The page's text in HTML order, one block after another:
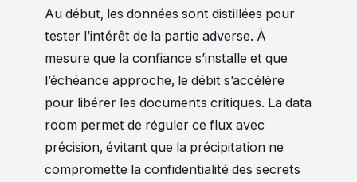
Au début, les données sont distillées pour
tester l’intérêt de la partie adverse. À
mesure que la confiance s’installe et que
l’échéance approche, le débit s’accélère
pour libérer les documents critiques. La data
room permet de réguler ce flux avec
précision, évitant que la précipitation ne
compromette la confidentialité des secrets